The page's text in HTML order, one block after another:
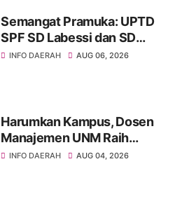
Semangat Pramuka: UPTD
SPF SD Labessi dan SD
Paccora Wakili Kecamatan
INFO DAERAH AUG 06, 2026
Harumkan Kampus, Dosen
Manajemen UNM Raih
Peserta Terbaik ToT
INFO DAERAH AUG 04, 2026